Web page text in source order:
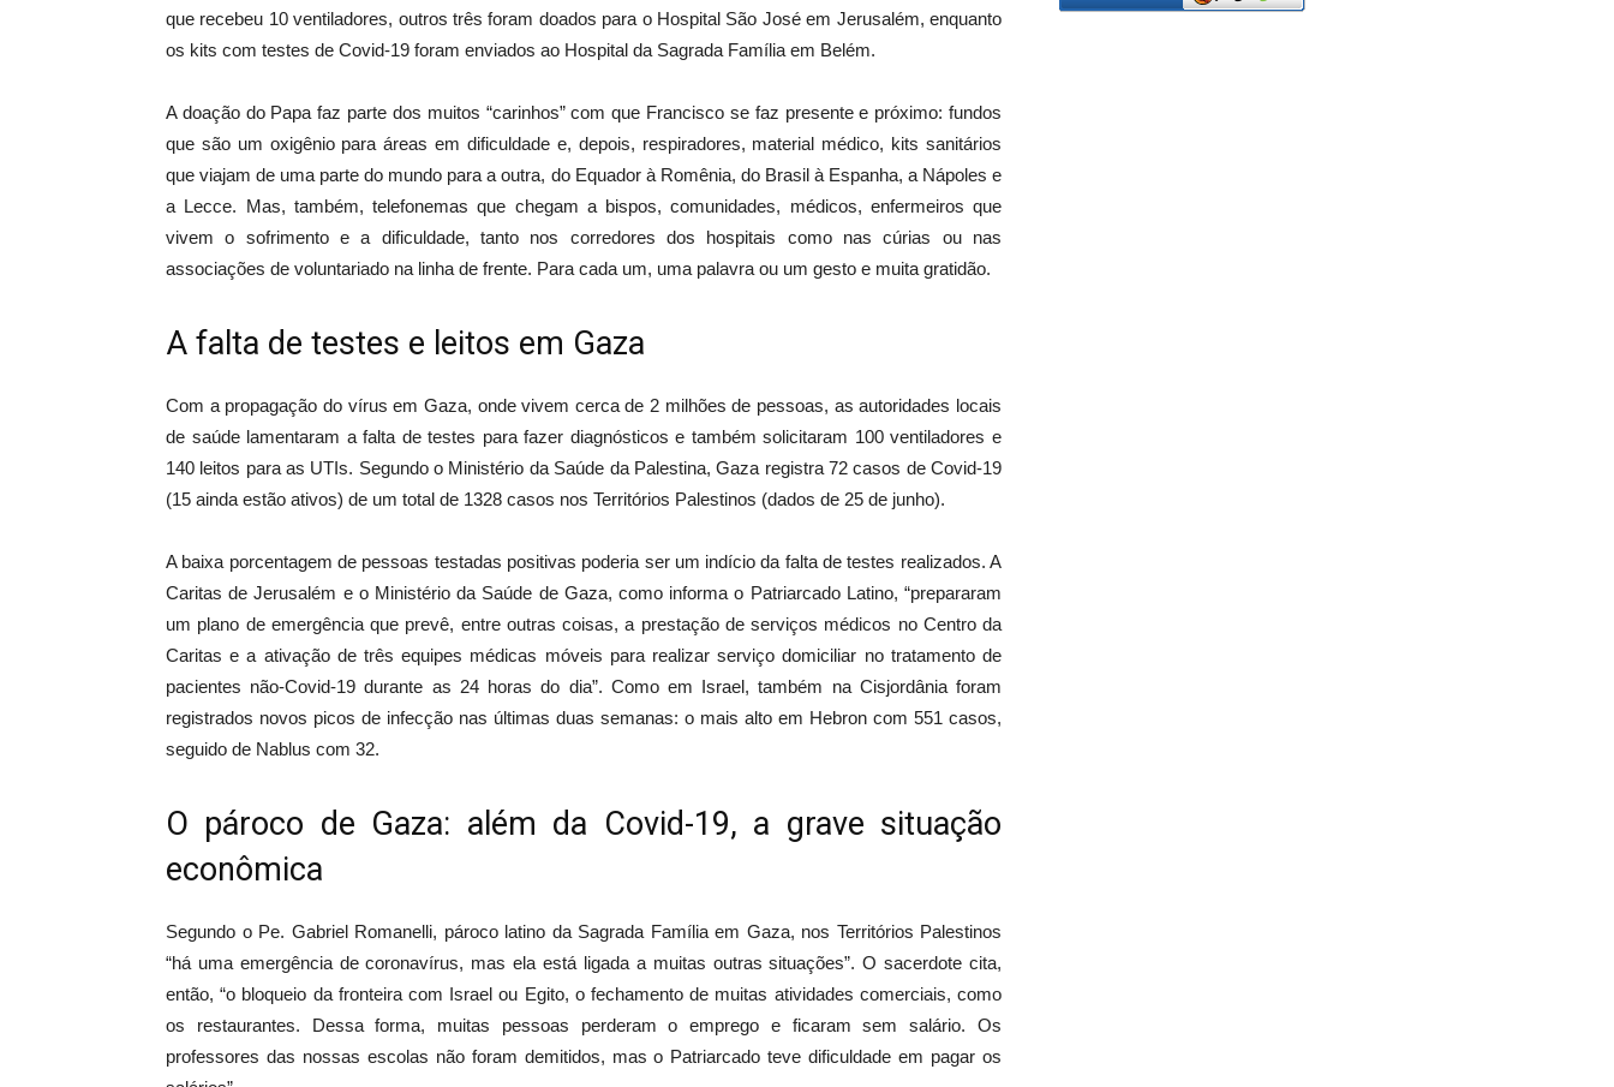
o
que recebeu 10 ventiladores, outros três foram doados para o Hospital São José em Jerusalém, enquanto
os kits com testes de Covid-19 foram enviados ao Hospital da Sagrada Família em Belém.
A doação do Papa faz parte dos muitos “carinhos” com que Francisco se faz presente e próximo: fundos
que são um oxigênio para áreas em dificuldade e, depois, respiradores, material médico, kits sanitários
que viajam de uma parte do mundo para a outra, do Equador à Romênia, do Brasil à Espanha, a Nápoles e
a Lecce. Mas, também, telefonemas que chegam a bispos, comunidades, médicos, enfermeiros que
vivem o sofrimento e a dificuldade, tanto nos corredores dos hospitais como nas cúrias ou nas
associações de voluntariado na linha de frente. Para cada um, uma palavra ou um gesto e muita gratidão.
A falta de testes e leitos em Gaza
Com a propagação do vírus em Gaza, onde vivem cerca de 2 milhões de pessoas, as autoridades locais
de saúde lamentaram a falta de testes para fazer diagnósticos e também solicitaram 100 ventiladores e
140 leitos para as UTIs. Segundo o Ministério da Saúde da Palestina, Gaza registra 72 casos de Covid-19
(15 ainda estão ativos) de um total de 1328 casos nos Territórios Palestinos (dados de 25 de junho).
A baixa porcentagem de pessoas testadas positivas poderia ser um indício da falta de testes realizados. A
Caritas de Jerusalém e o Ministério da Saúde de Gaza, como informa o Patriarcado Latino, “prepararam
um plano de emergência que prevê, entre outras coisas, a prestação de serviços médicos no Centro da
Caritas e a ativação de três equipes médicas móveis para realizar serviço domiciliar no tratamento de
pacientes não-Covid-19 durante as 24 horas do dia”. Como em Israel, também na Cisjordânia foram
registrados novos picos de infecção nas últimas duas semanas: o mais alto em Hebron com 551 casos,
seguido de Nablus com 32.
O pároco de Gaza: além da Covid-19, a grave situação
econômica
Segundo o Pe. Gabriel Romanelli, pároco latino da Sagrada Família em Gaza, nos Territórios Palestinos
“há uma emergência de coronavírus, mas ela está ligada a muitas outras situações”. O sacerdote cita,
então, “o bloqueio da fronteira com Israel ou Egito, o fechamento de muitas atividades comerciais, como
os restaurantes. Dessa forma, muitas pessoas perderam o emprego e ficaram sem salário. Os
professores das nossas escolas não foram demitidos, mas o Patriarcado teve dificuldade em pagar os